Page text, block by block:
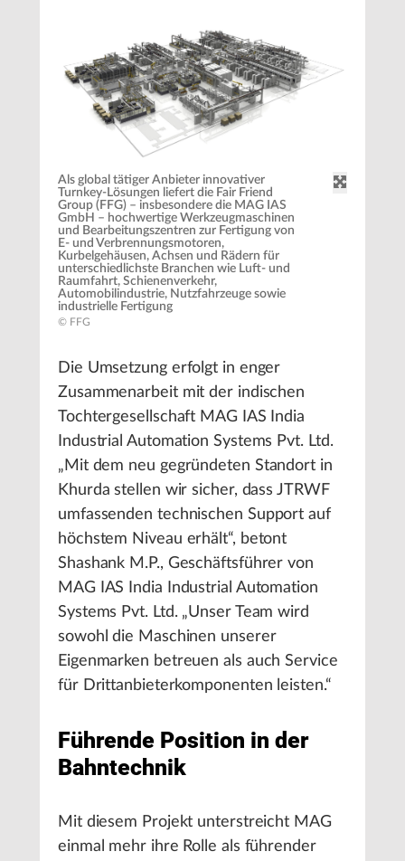
Als global tätiger Anbieter innovativer
Turnkey-Lösungen liefert die Fair Friend
Group (FFG) – insbesondere die MAG IAS
GmbH – hochwertige Werkzeugmaschinen
und Bearbeitungszentren zur Fertigung von
E- und Verbrennungsmotoren,
Kurbelgehäusen, Achsen und Rädern für
unterschiedlichste Branchen wie Luft- und
Raumfahrt, Schienenverkehr,
Automobilindustrie, Nutzfahrzeuge sowie
industrielle Fertigung
© FFG
Die Umsetzung erfolgt in enger
Zusammenarbeit mit der indischen
Tochtergesellschaft MAG IAS India
Industrial Automation Systems Pvt. Ltd.
„Mit dem neu gegründeten Standort in
Khurda stellen wir sicher, dass JTRWF
umfassenden technischen Support auf
höchstem Niveau erhält“, betont
Shashank M.P., Geschäftsführer von
MAG IAS India Industrial Automation
Systems Pvt. Ltd. „Unser Team wird
sowohl die Maschinen unserer
Eigenmarken betreuen als auch Service
für Drittanbieterkomponenten leisten.“
Führende Position in der
Bahntechnik
Mit diesem Projekt unterstreicht MAG
einmal mehr ihre Rolle als führender